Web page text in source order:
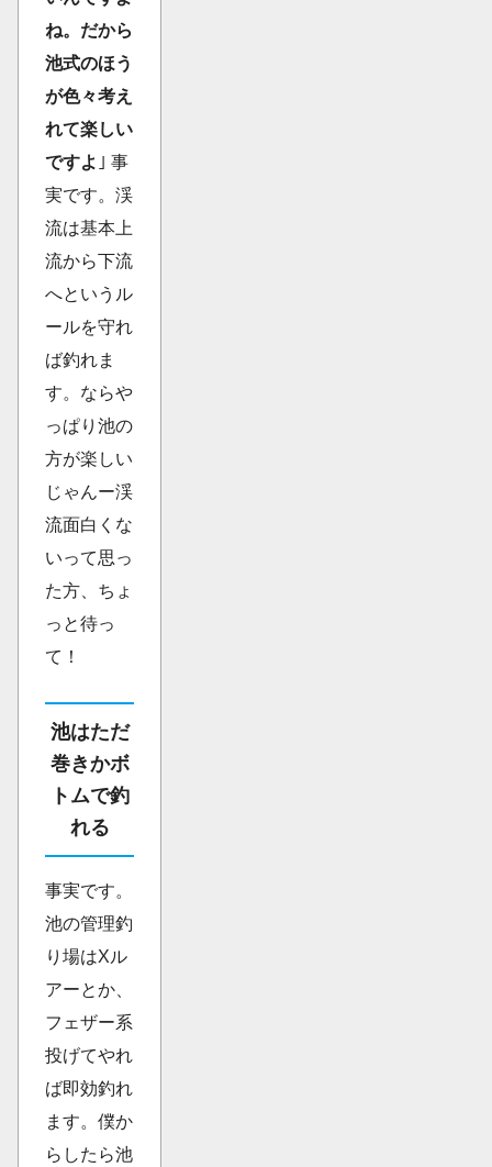
ね。だから
池式のほう
が色々考え
れて楽しい
ですよ ｣ 事
実です。渓
流は基本上
流から下流
へというル
ールを守れ
ば釣れま
す。ならや
っぱり池の
方が楽しい
じゃんー渓
流面白くな
いって思っ
た方、ちょ
っと待っ
て！
池はただ
巻きかボ
トムで釣
れる
事実です。
池の管理釣
り場はXル
アーとか、
フェザー系
投げてやれ
ば即効釣れ
ます。僕か
らしたら池